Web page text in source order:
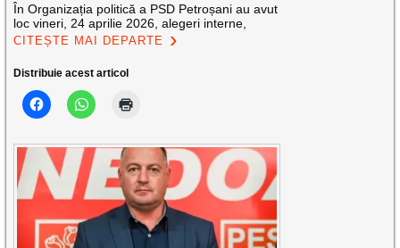
În Organizația politică a PSD Petroșani au avut
loc vineri, 24 aprilie 2026, alegeri interne,
CITEȘTE MAI DEPARTE
Distribuie acest articol